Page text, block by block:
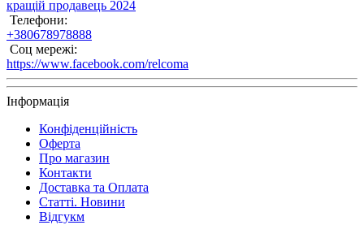
кращій продавець 2024
Телефони:
+380678978888
Соц мережі:
https://www.facebook.com/relcoma
Інформація
Конфіденційність
Оферта
Про магазин
Контакти
Доставка та Оплата
Статті. Новини
Відгукм